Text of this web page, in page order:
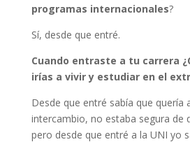
programas internacionales?
Sí, desde que entré.
Cuando entraste a tu carrera
irías a vivir y estudiar en el
Desde que entré sabía que quería
intercambio, no estaba segura de
pero desde que entré a la UNI yo